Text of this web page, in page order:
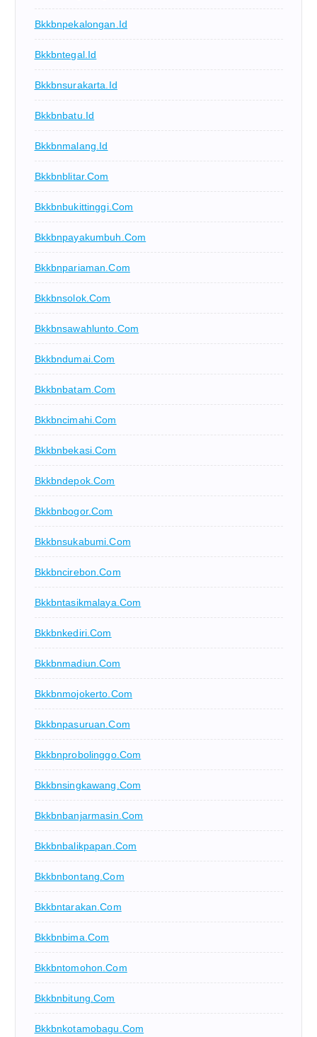
Bkkbnpekalongan.id
Bkkbntegal.id
Bkkbnsurakarta.id
Bkkbnbatu.id
Bkkbnmalang.id
Bkkbnblitar.com
Bkkbnbukittinggi.com
Bkkbnpayakumbuh.com
Bkkbnpariaman.com
Bkkbnsolok.com
Bkkbnsawahlunto.com
Bkkbndumai.com
Bkkbnbatam.com
Bkkbncimahi.com
Bkkbnbekasi.com
Bkkbndepok.com
Bkkbnbogor.com
Bkkbnsukabumi.com
Bkkbncirebon.com
Bkkbntasikmalaya.com
Bkkbnkediri.com
Bkkbnmadiun.com
Bkkbnmojokerto.com
Bkkbnpasuruan.com
Bkkbnprobolinggo.com
Bkkbnsingkawang.com
Bkkbnbanjarmasin.com
Bkkbnbalikpapan.com
Bkkbnbontang.com
Bkkbntarakan.com
Bkkbnbima.com
Bkkbntomohon.com
Bkkbnbitung.com
Bkkbnkotamobagu.com